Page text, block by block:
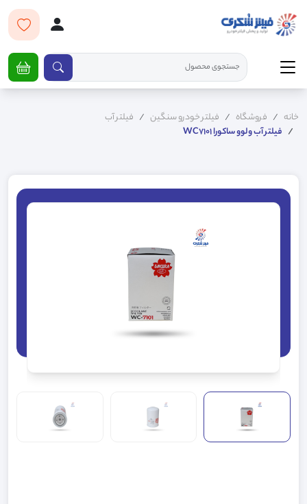
خانه فروشگاه فیلتر خودرو سنگین
فیلتر آب
فيلتر آب ولوو ساکورا WC7101